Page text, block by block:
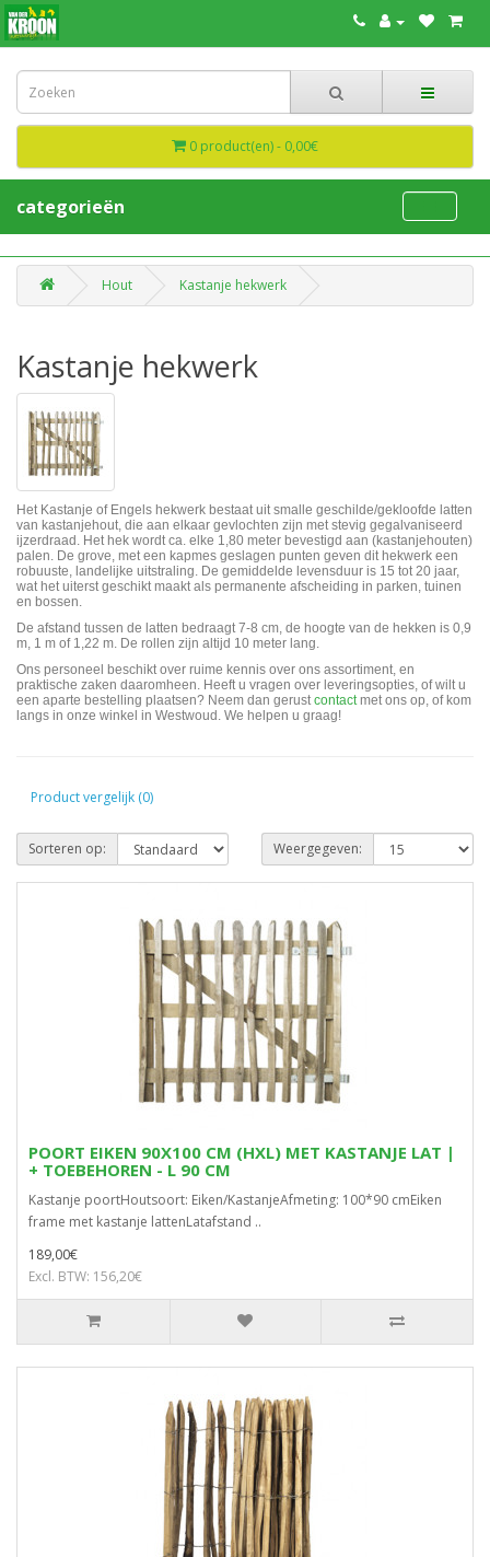
0 product(en) - 0,00€
categorieën
Hout Kastanje hekwerk
Kastanje hekwerk
Het Kastanje of Engels hekwerk bestaat uit smalle geschilde/gekloofde latten
van kastanjehout, die aan elkaar gevlochten zijn met stevig gegalvaniseerd
ijzerdraad. Het hek wordt ca. elke 1,80 meter bevestigd aan (kastanjehouten)
palen. De grove, met een kapmes geslagen punten geven dit hekwerk een
robuuste, landelijke uitstraling. De gemiddelde levensduur is 15 tot 20 jaar,
wat het uiterst geschikt maakt als permanente afscheiding in parken, tuinen
en bossen.
De afstand tussen de latten bedraagt 7-8 cm, de hoogte van de hekken is 0,9
m, 1 m of 1,22 m. De rollen zijn altijd 10 meter lang.
Ons personeel beschikt over ruime kennis over ons assortiment, en
praktische zaken daaromheen. Heeft u vragen over leveringsopties, of wilt u
een aparte bestelling plaatsen? Neem dan gerust contact met ons op, of kom
langs in onze winkel in Westwoud. We helpen u graag!
Product vergelijk (0)
Sorteren op: Weergegeven:
POORT EIKEN 90X100 CM (HXL) MET KASTANJE LAT |
+ TOEBEHOREN - L 90 CM
Kastanje poortHoutsoort: Eiken/KastanjeAfmeting: 100*90 cmEiken
frame met kastanje lattenLatafstand ..
189,00€
Excl. BTW: 156,20€